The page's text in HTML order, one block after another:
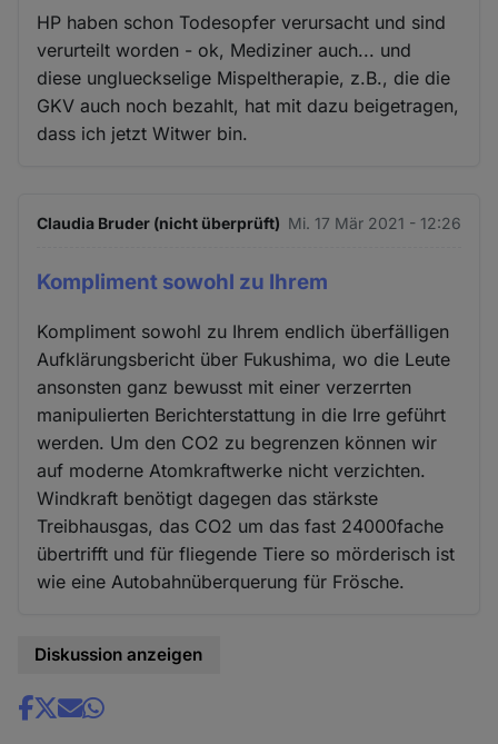
HP haben schon Todesopfer verursacht und sind
verurteilt worden - ok, Mediziner auch... und
diese unglueckselige Mispeltherapie, z.B., die die
GKV auch noch bezahlt, hat mit dazu beigetragen,
dass ich jetzt Witwer bin.
Claudia Bruder (nicht überprüft) Mi. 17 Mär 2021 - 12:26
Kompliment sowohl zu Ihrem
Kompliment sowohl zu Ihrem endlich überfälligen
Aufklärungsbericht über Fukushima, wo die Leute
ansonsten ganz bewusst mit einer verzerrten
manipulierten Berichterstattung in die Irre geführt
werden. Um den CO2 zu begrenzen können wir
auf moderne Atomkraftwerke nicht verzichten.
Windkraft benötigt dagegen das stärkste
Treibhausgas, das CO2 um das fast 24000fache
übertrifft und für fliegende Tiere so mörderisch ist
wie eine Autobahnüberquerung für Frösche.
Diskussion anzeigen
Share